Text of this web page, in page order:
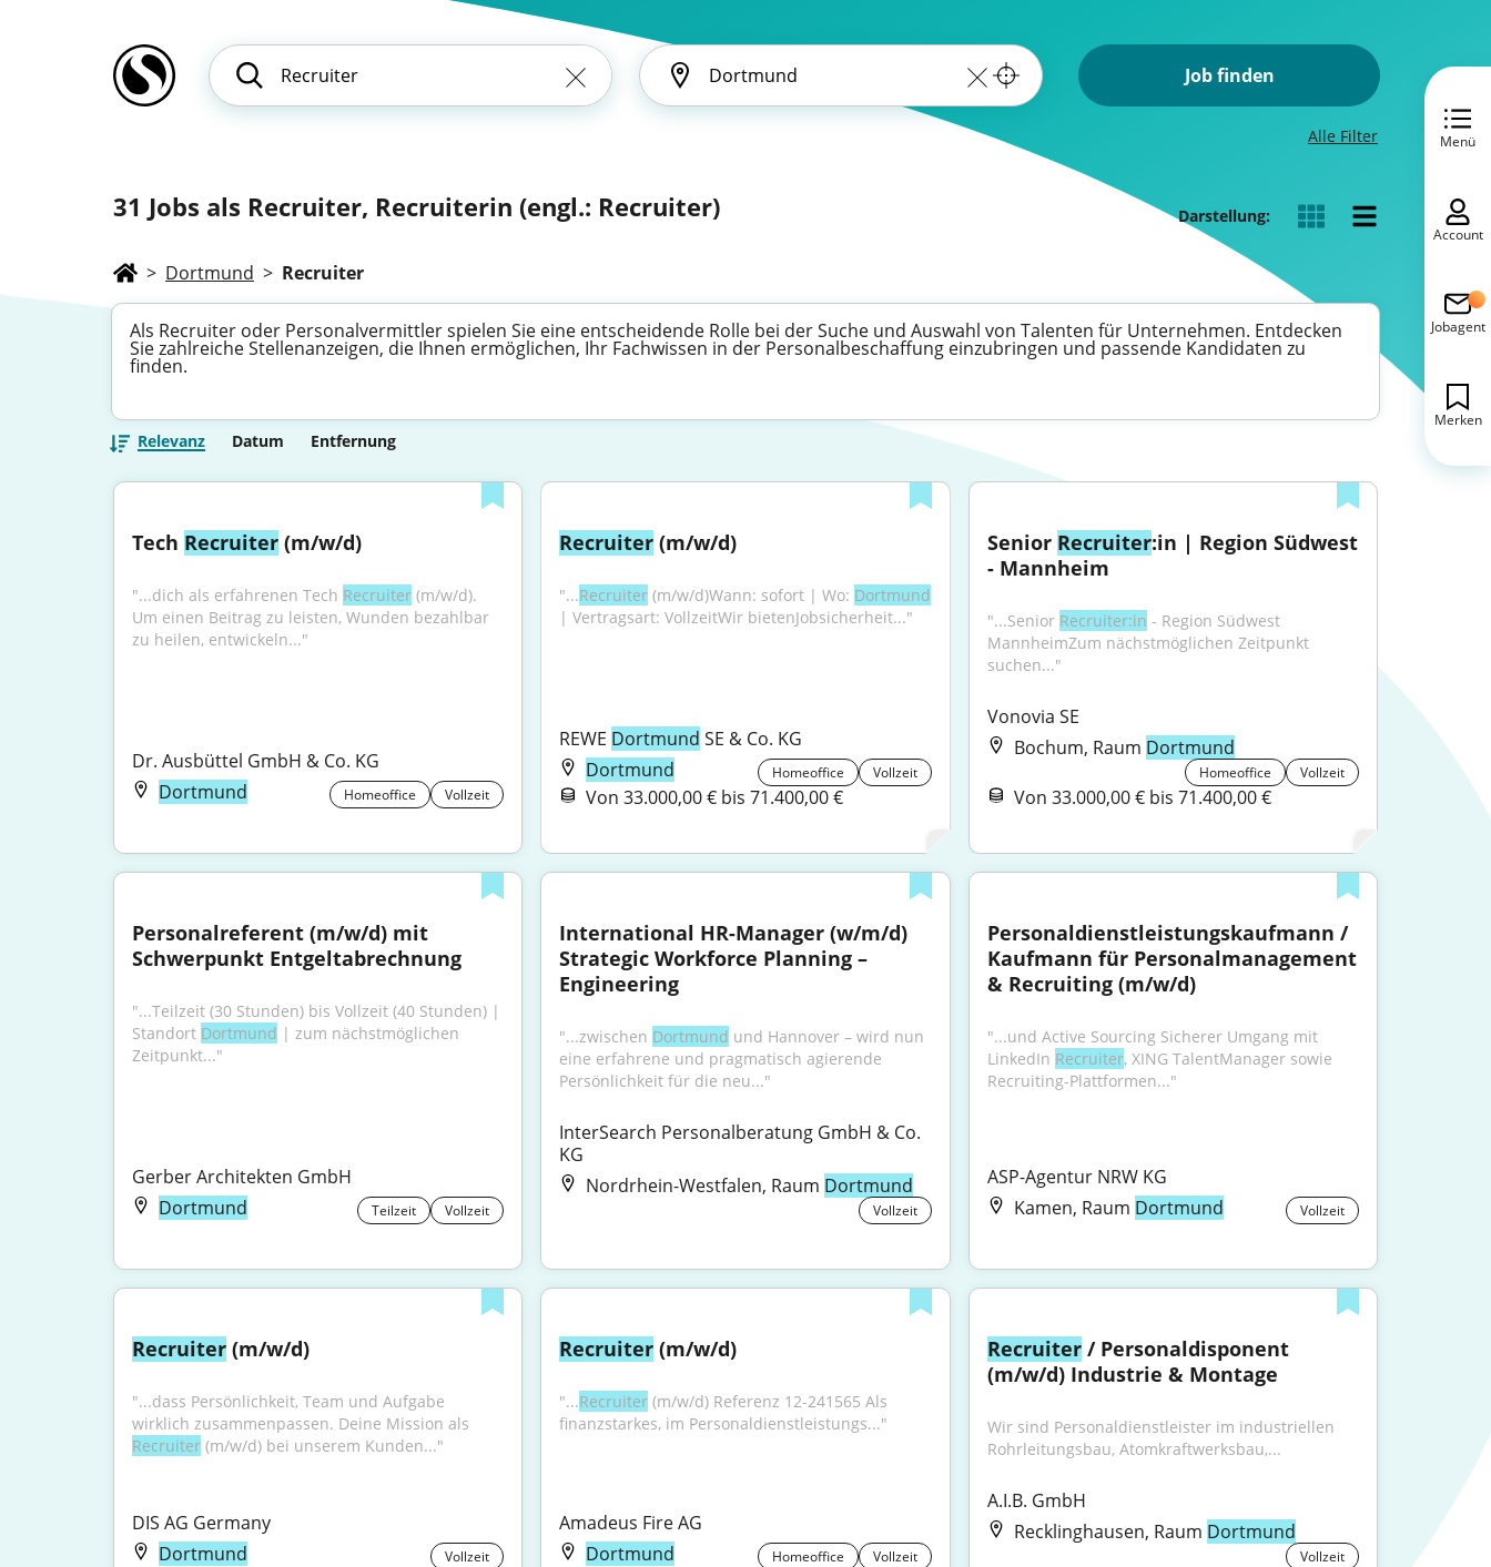
Job finden
Alle Filter
31 Jobs als Recruiter, Recruiterin (engl.: Recruiter) Darstellung:
> Dortmund > Recruiter
Als Recruiter oder Personalvermittler spielen Sie eine entscheidende Rolle bei der Suche und Auswahl von Talenten für Unternehmen. Entdecken
Sie zahlreiche Stellenanzeigen, die Ihnen ermöglichen, Ihr Fachwissen in der Personalbeschaffung einzubringen und passende Kandidaten zu
finden.
Relevanz Datum Entfernung
Tech Recruiter (m/w/d)
"...dich als erfahrenen Tech Recruiter (m/w/d).
Um einen Beitrag zu leisten, Wunden bezahlbar
zu heilen, entwickeln..."
Dr. Ausbüttel GmbH & Co. KG
Dortmund
Homeoffice Vollzeit
Recruiter (m/w/d)
"...Recruiter (m/w/d)Wann: sofort | Wo: Dortmund
| Vertragsart: VollzeitWir bietenJobsicherheit..."
REWE Dortmund SE & Co. KG
Dortmund
Homeoffice Vollzeit
Von 33.000,00 € bis 71.400,00 €
Senior Recruiter:in | Region Südwest
- Mannheim
"...Senior Recruiter:in - Region Südwest
MannheimZum nächstmöglichen Zeitpunkt
suchen..."
Vonovia SE
Bochum, Raum Dortmund
Homeoffice Vollzeit
Von 33.000,00 € bis 71.400,00 €
Personalreferent (m/w/d) mit
Schwerpunkt Entgeltabrechnung
"...Teilzeit (30 Stunden) bis Vollzeit (40 Stunden) |
Standort Dortmund | zum nächstmöglichen
Zeitpunkt..."
Gerber Architekten GmbH
Dortmund
Teilzeit Vollzeit
International HR-Manager (w/m/d)
Strategic Workforce Planning –
Engineering
"...zwischen Dortmund und Hannover – wird nun
eine erfahrene und pragmatisch agierende
Persönlichkeit für die neu..."
InterSearch Personalberatung GmbH & Co.
KG
Nordrhein-Westfalen, Raum Dortmund
Vollzeit
Personaldienstleistungskaufmann /
Kaufmann für Personalmanagement
& Recruiting (m/w/d)
"...und Active Sourcing Sicherer Umgang mit
LinkedIn Recruiter, XING TalentManager sowie
Recruiting-Plattformen..."
ASP-Agentur NRW KG
Kamen, Raum Dortmund Vollzeit
Recruiter (m/w/d)
"...dass Persönlichkeit, Team und Aufgabe
Recruiter (m/w/d) bei unserem Kunden..."
DIS AG Germany
Dortmund
Vollzeit
Recruiter (m/w/d)
"...Recruiter (m/w/d) Referenz 12-241565 Als
finanzstarkes, im Personaldienstleistungs..."
Amadeus Fire AG
Dortmund
Homeoffice Vollzeit
Recruiter / Personaldisponent
(m/w/d) Industrie & Montage
Wir sind Personaldienstleister im industriellen
Rohrleitungsbau, Atomkraftwerksbau,...
A.I.B. GmbH
Recklinghausen, Raum Dortmund
Vollzeit
Menü
Account
Jobagent
Merken